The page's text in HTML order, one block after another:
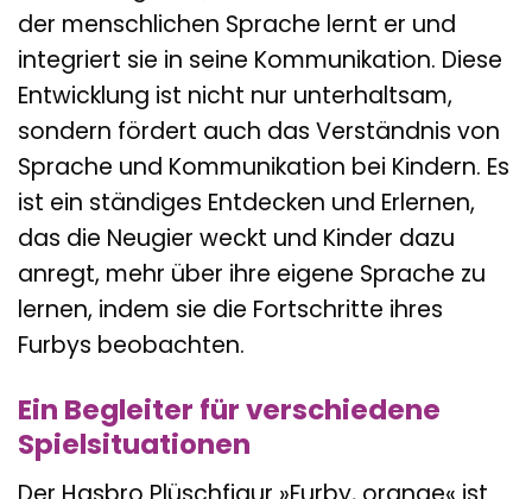
der menschlichen Sprache lernt er und
integriert sie in seine Kommunikation. Diese
Entwicklung ist nicht nur unterhaltsam,
sondern fördert auch das Verständnis von
Sprache und Kommunikation bei Kindern. Es
ist ein ständiges Entdecken und Erlernen,
das die Neugier weckt und Kinder dazu
anregt, mehr über ihre eigene Sprache zu
lernen, indem sie die Fortschritte ihres
Furbys beobachten.
Ein Begleiter für verschiedene
Spielsituationen